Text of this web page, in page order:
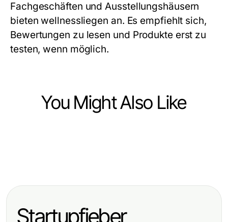
Fachgeschäften und Ausstellungshäusern
bieten wellnessliegen an. Es empfiehlt sich,
Bewertungen zu lesen und Produkte erst zu
testen, wenn möglich.
You Might Also Like
Anleitung für effektive
Haartrockner laifen swift: Qualität,
Benutzerfreundlichkeit vereint
Startupfieber